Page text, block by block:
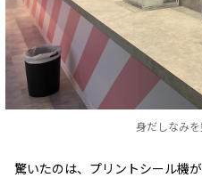
身だしなみを
驚いたのは、プリントシール機